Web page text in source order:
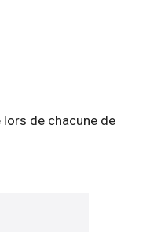
de chacune de